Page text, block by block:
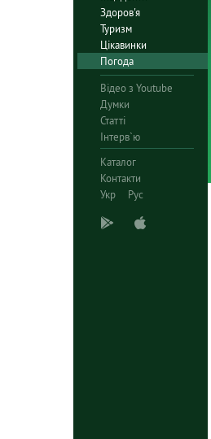
Здоров'я
Туризм
Цікавинки
Погода
Відео з Youtube
Думки
Статті
Інтерв`ю
Каталог
Контакти
Укр
Рус